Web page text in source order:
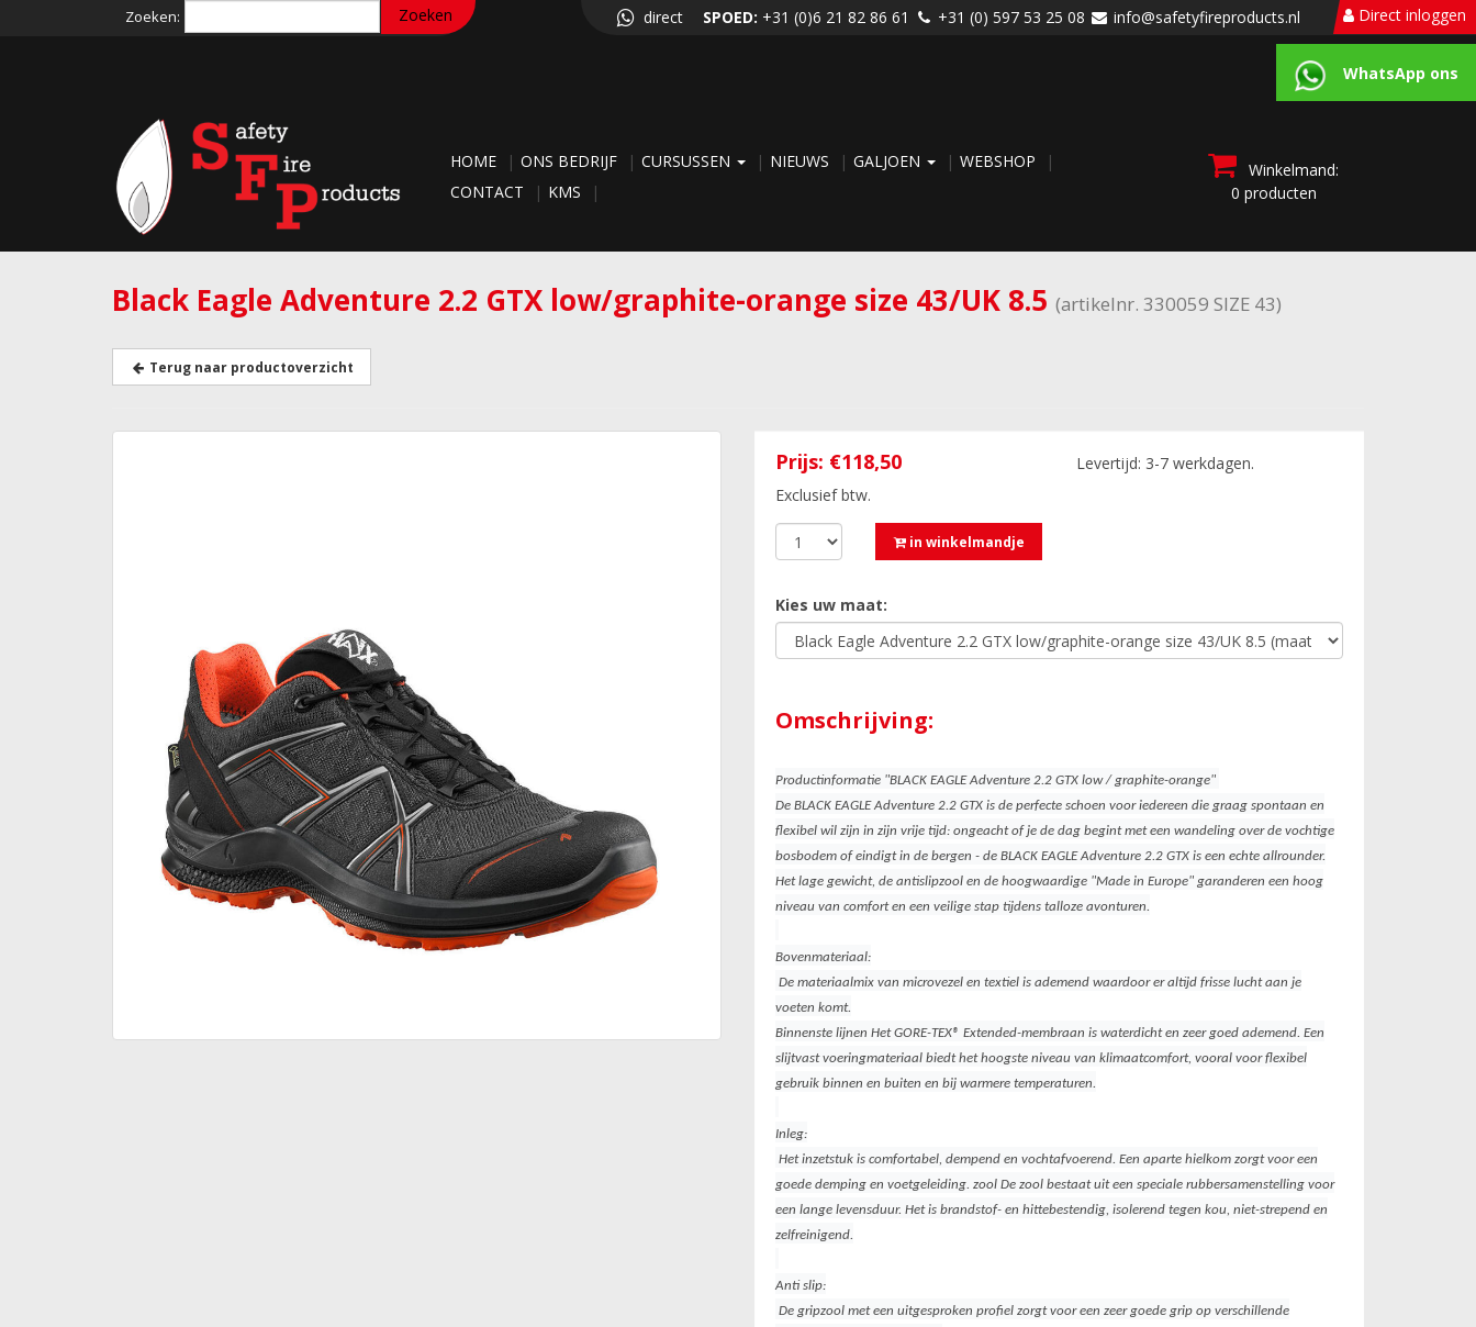
Zoeken: direct SPOED: +31 (0)6 21 82 86 61 +31 (0) 597 53 25 08 info@safetyfireproducts.nl Direct inloggen
WhatsApp ons
HOME ONS BEDRIJF CURSUSSEN NIEUWS GALJOEN
WEBSHOP
CONTACT
KMS
Winkelmand:
0 producten
Black Eagle Adventure 2.2 GTX low/graphite-orange size 43/UK 8.5 (artikelnr. 330059 SIZE 43)
Terug naar productoverzicht
Prijs: €118,50
Exclusief btw.
in winkelmandje
Levertijd: 3-7 werkdagen.
Kies uw maat:
Omschrijving:
Productinformatie "BLACK EAGLE Adventure 2.2 GTX low / graphite-orange"
De BLACK EAGLE Adventure 2.2 GTX is de perfecte schoen voor iedereen die graag spontaan en
flexibel wil zijn in zijn vrije tijd: ongeacht of je de dag begint met een wandeling over de vochtige
bosbodem of eindigt in de bergen - de BLACK EAGLE Adventure 2.2 GTX is een echte allrounder.
Het lage gewicht, de antislipzool en de hoogwaardige "Made in Europe" garanderen een hoog
niveau van comfort en een veilige stap tijdens talloze avonturen.
Bovenmateriaal:
De materiaalmix van microvezel en textiel is ademend waardoor er altijd frisse lucht aan je
voeten komt.
Binnenste lijnen Het GORE-TEX® Extended-membraan is waterdicht en zeer goed ademend. Een
slijtvast voeringmateriaal biedt het hoogste niveau van klimaatcomfort, vooral voor flexibel
gebruik binnen en buiten en bij warmere temperaturen.
Inleg:
Het inzetstuk is comfortabel, dempend en vochtafvoerend. Een aparte hielkom zorgt voor een
goede demping en voetgeleiding. zool De zool bestaat uit een speciale rubbersamenstelling voor
een lange levensduur. Het is brandstof- en hittebestendig, isolerend tegen kou, niet-strepend en
zelfreinigend.
Anti slip:
De gripzool met een uitgesproken profiel zorgt voor een zeer goede grip op verschillende